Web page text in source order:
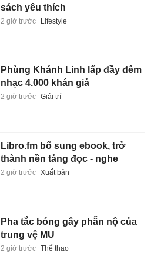
sách yêu thích
2 giờ trước Lifestyle
Phùng Khánh Linh lấp đầy đêm
nhạc 4.000 khán giả
2 giờ trước Giải trí
Libro.fm bổ sung ebook, trở
thành nền tảng đọc - nghe
2 giờ trước Xuất bản
Pha tắc bóng gây phẫn nộ của
trung vệ MU
2 giờ trước Thể thao